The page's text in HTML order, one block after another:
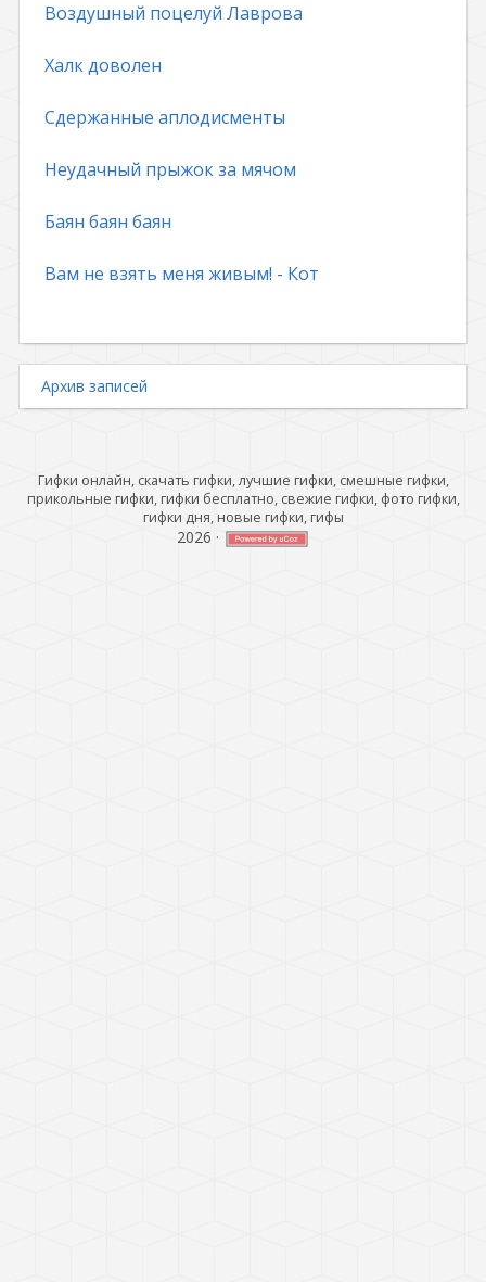
Воздушный поцелуй Лаврова
Халк доволен
Сдержанные аплодисменты
Неудачный прыжок за мячом
Баян баян баян
Вам не взять меня живым! - Кот
Архив записей
Гифки онлайн, скачать гифки, лучшие гифки, смешные гифки,
прикольные гифки, гифки бесплатно, свежие гифки, фото гифки,
гифки дня, новые гифки, гифы
2026 ·